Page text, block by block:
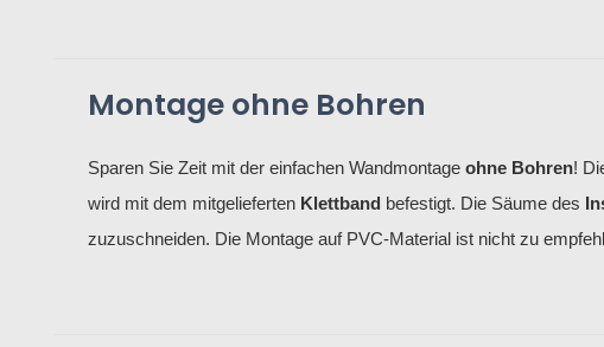
Montage ohne Bohren
Sparen Sie Zeit mit der einfachen Wandmontage ohne Bohren!
wird mit dem mitgelieferten Klettband befestigt. Die Säume des
zuzuschneiden. Die Montage auf PVC-Material ist nicht zu